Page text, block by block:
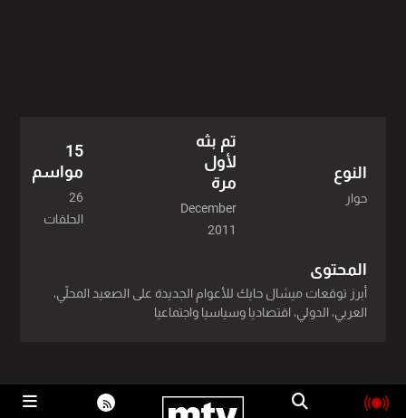
2015 - 1 حلقة
2013 - 2 حلقة
2012 - 4 حلقة
النوع
حوار
تم بثه
لأول
مرة
December
2011
15
مواسم
26
الحلقات
المحتوى
أبرز توقعات ميشال حايك للأعوام الجديدة على الصعيد المحلّي،
العربي، الدولي، اقتصاديا وسياسيا واجتماعيا